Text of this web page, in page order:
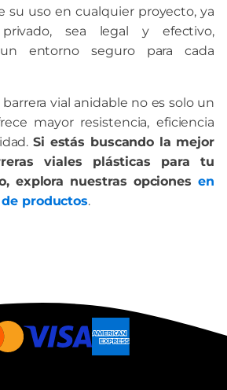
su uso en cualquier proyecto, ya
sea legal y efectivo,
un entorno seguro para cada
vial anidable no es solo un
mayor resistencia, eficiencia
Si estás buscando la mejor
viales plásticas para tu
explora nuestras opcionesen
productos.